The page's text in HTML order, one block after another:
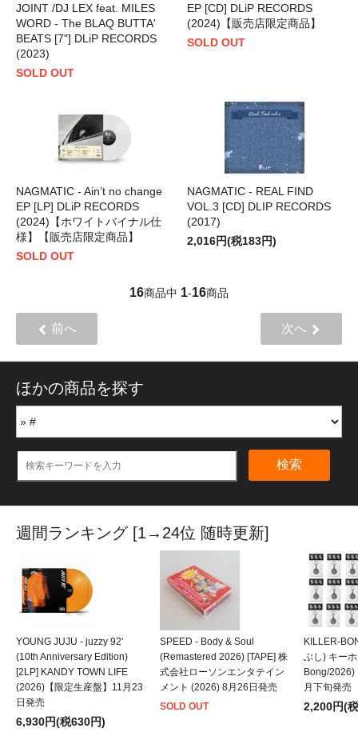
JOINT /DJ LEX feat. MILES
WORD - The BLAQ BUTTA'
BEATS [7"] DLiP RECORDS
(2023)
SOLD OUT
EP [CD] DLiP RECORDS
(2024)【販売店限定商品】
SOLD OUT
NAGMATIC - Ain’t no change
EP [LP] DLiP RECORDS
(2024)【ホワイトバイナル仕
様】【販売店限定商品】
SOLD OUT
NAGMATIC - REAL FIND
VOL.3 [CD] DLIP RECORDS
(2017)
2,016円(税183円)
16商品中 1-16商品
前へ 次へ
ほかの商品を探す
検索
週間ランキング [1→24位 随時更新]
YOUNG JUJU - juzzy 92'
(10th Anniversary Edition)
[2LP] KANDY TOWN LIFE
(2026)【限定生産盤】11月23
日発売
6,930円(税630円)
SPEED - Body & Soul
(Remastered 2026) [TAPE] 株
式会社ローソンエンタテイン
メント (2026) 8月26日発売
SOLD OUT
KILLER-
ぶし) キー
Bong/2026)
月下旬発売
2,200円(